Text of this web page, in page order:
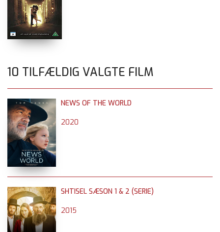
10 TILFÆLDIG VALGTE FILM
NEWS OF THE WORLD
2020
SHTISEL SÆSON 1 & 2 (SERIE)
2015